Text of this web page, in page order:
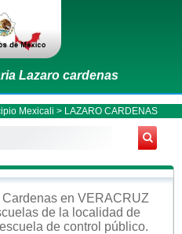
Lazaro cardenas
Mexicali > LAZARO CARDENAS
Cardenas en VERACRUZ
de la localidad de
de control público.